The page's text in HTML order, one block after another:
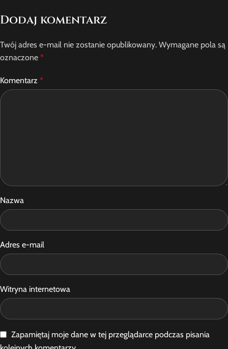
Dodaj komentarz
Twój adres e-mail nie zostanie opublikowany. Wymagane pola są
oznaczone *
Komentarz *
Nazwa
Adres e-mail
Witryna internetowa
Zapamiętaj moje dane w tej przeglądarce podczas pisania